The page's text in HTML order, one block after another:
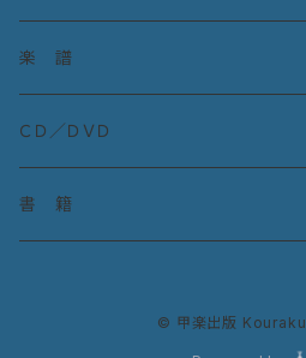
楽 譜
宮城道雄作曲集
宮城道雄童曲集
ＣＤ／ＤＶＤ
ＣＤ：古典曲
書 籍
© 甲楽出版